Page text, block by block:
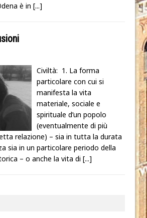
è in [...]
Civiltà: 1. La forma
particolare con cui si
manifesta la vita
materiale, sociale e
spirituale d’un popolo
(eventualmente di più
relazione) – sia in tutta la durata
sia in un particolare periodo della
– o anche la vita di [...]